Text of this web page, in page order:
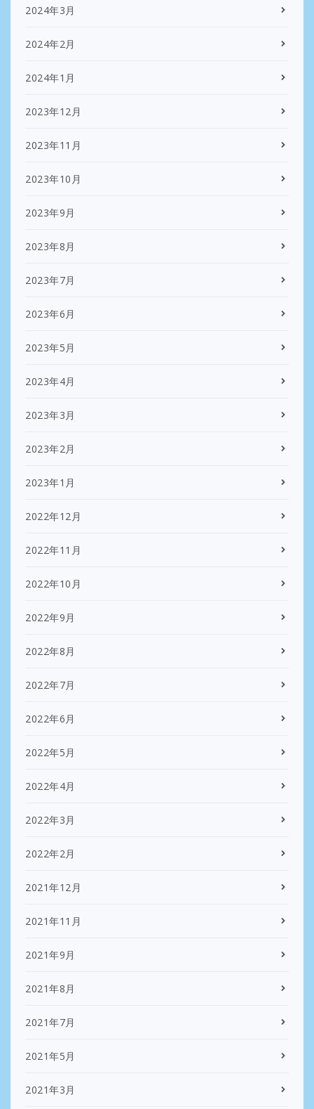
2024年3月
2024年2月
2024年1月
2023年12月
2023年11月
2023年10月
2023年9月
2023年8月
2023年7月
2023年6月
2023年5月
2023年4月
2023年3月
2023年2月
2023年1月
2022年12月
2022年11月
2022年10月
2022年9月
2022年8月
2022年7月
2022年6月
2022年5月
2022年4月
2022年3月
2022年2月
2021年12月
2021年11月
2021年9月
2021年8月
2021年7月
2021年5月
2021年3月